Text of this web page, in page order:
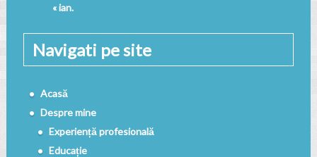
« ian.
Navigati pe site
Acasă
Despre mine
Experiență profesională
Educație